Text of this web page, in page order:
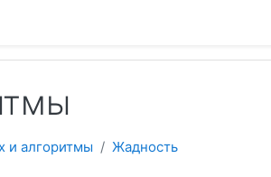
и алгоритмы Жадность